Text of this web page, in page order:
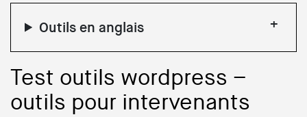
Outils en anglais
Test outils wordpress –
outils pour intervenants